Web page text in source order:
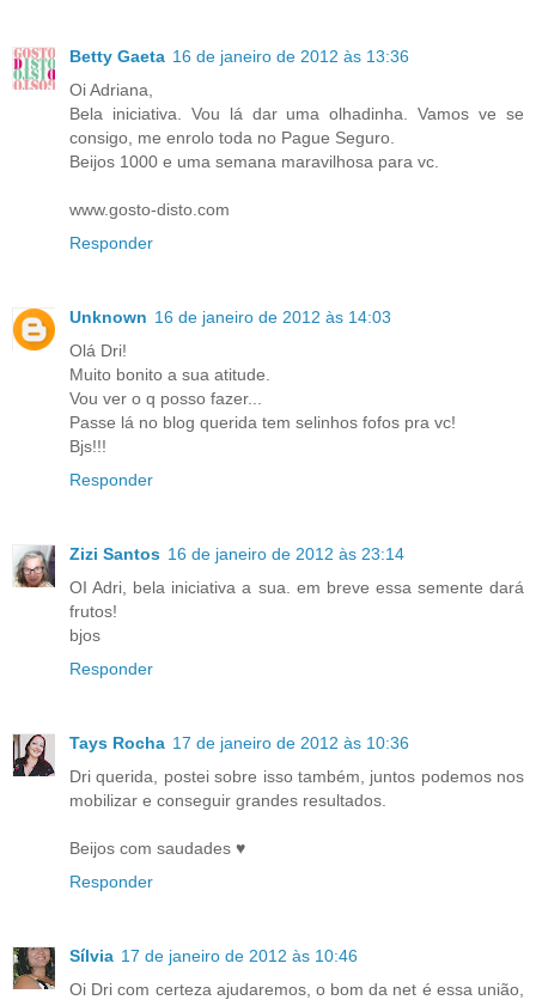
Betty Gaeta 16 de janeiro de 2012 às 13:36
Oi Adriana,
Bela iniciativa. Vou lá dar uma olhadinha. Vamos ve se
consigo, me enrolo toda no Pague Seguro.
Beijos 1000 e uma semana maravilhosa para vc.
www.gosto-disto.com
Responder
Unknown 16 de janeiro de 2012 às 14:03
Olá Dri!
Muito bonito a sua atitude.
Vou ver o q posso fazer...
Passe lá no blog querida tem selinhos fofos pra vc!
Bjs!!!
Responder
Zizi Santos 16 de janeiro de 2012 às 23:14
OI Adri, bela iniciativa a sua. em breve essa semente dará
frutos!
bjos
Responder
Tays Rocha 17 de janeiro de 2012 às 10:36
Dri querida, postei sobre isso também, juntos podemos nos
mobilizar e conseguir grandes resultados.
Beijos com saudades ♥
Responder
Sílvia 17 de janeiro de 2012 às 10:46
Oi Dri com certeza ajudaremos, o bom da net é essa união,